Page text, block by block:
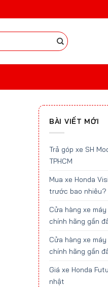
BÀI VIẾT MỚI
Trả góp xe SH
TPHCM
Mua xe Honda
trước bao nhiêu?
Cửa hàng xe
chính hãng gần
Cửa hàng xe
chính hãng gần
Giá xe Honda
nhật